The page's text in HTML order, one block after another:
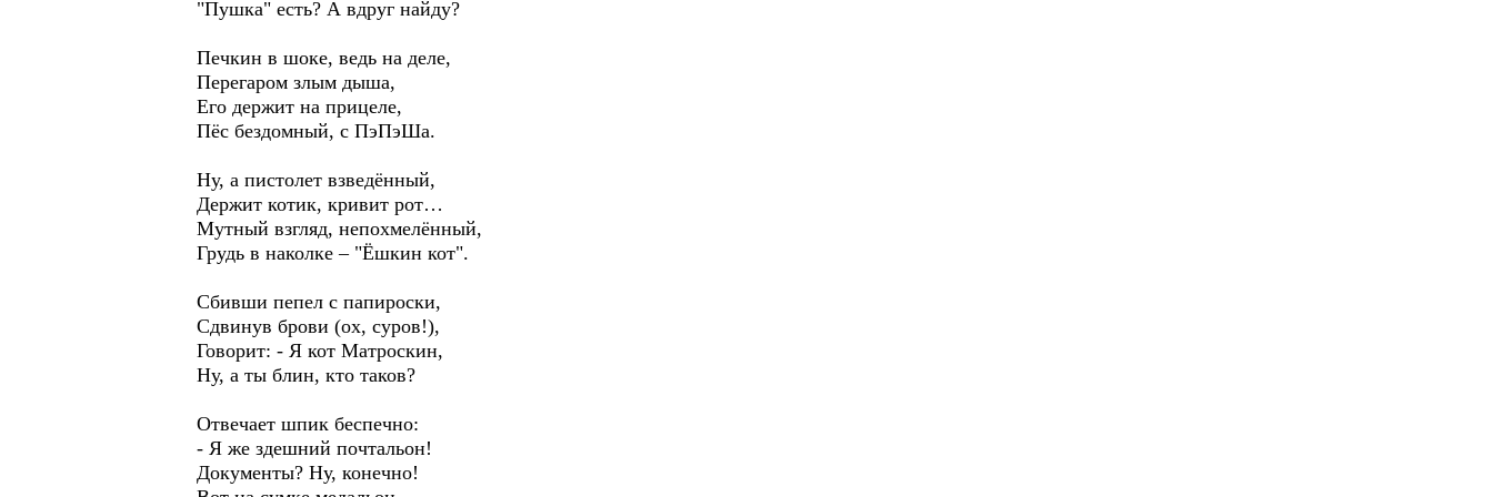
"Пушка" есть? А вдруг найду?
Печкин в шоке, ведь на деле,
Перегаром злым дыша,
Его держит на прицеле,
Пёс бездомный, с ПэПэШа.
Ну, а пистолет взведённый,
Держит котик, кривит рот…
Мутный взгляд, непохмелённый,
Грудь в наколке – "Ёшкин кот".
Сбивши пепел с папироски,
Сдвинув брови (ох, суров!),
Говорит: - Я кот Матроскин,
Ну, а ты блин, кто таков?
Отвечает шпик беспечно:
- Я же здешний почтальон!
Документы? Ну, конечно!